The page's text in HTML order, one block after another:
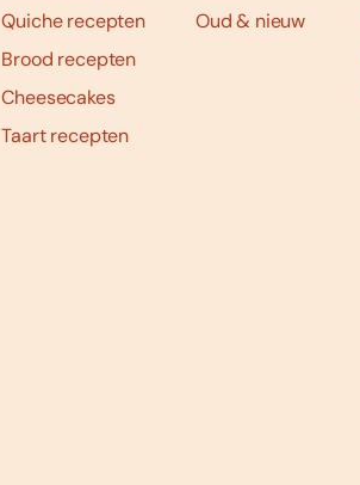
Quiche recepten
Brood recepten
Cheesecakes
Taart recepten
Oud & nieuw